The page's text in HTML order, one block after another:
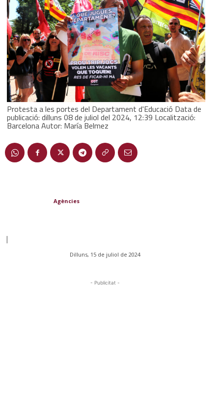
Protesta a les portes del Departament d'Educació Data de
publicació: dilluns 08 de juliol del 2024, 12:39 Localització:
Barcelona Autor: María Belmez
Agències
|
Dilluns, 15 de juliol de 2024
- Publicitat -